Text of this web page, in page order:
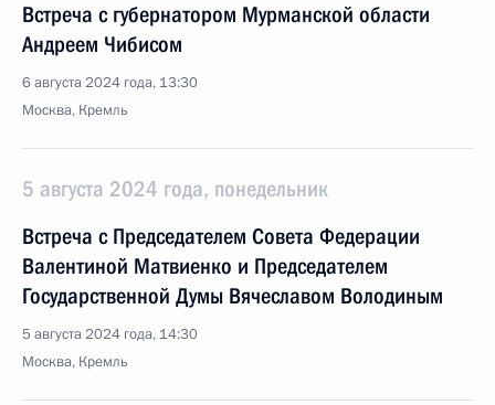
Встреча с губернатором Мурманской области
Андреем Чибисом
6 августа 2024 года, 13:30
Москва, Кремль
5 августа 2024 года, понедельник
Встреча с Председателем Совета Федерации
Валентиной Матвиенко и Председателем
Государственной Думы Вячеславом Володиным
5 августа 2024 года, 14:30
Москва, Кремль